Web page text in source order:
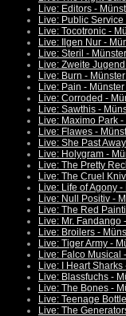
Live: Editors -
Live: Public
Live: Tocotronic -
Live: Ilgen Nur -
Live: Steril -
Live: Zweite
Live: Burn -
Live: Pain -
Live: Corroded -
Live: Sawthis -
Live: Maximo Park
Live: Flawes -
Live: She Past
Live: Holygram -
Live: The Pretty
Live: The Cruel
Live: Life of Agony
Live: Null Positiv -
Live: The Red
Live: Mr. Fandango
Live: Broilers -
Live: Tiger Army -
Live: Falco Musical
Live: I Heart
Live: Blassfuchs -
Live: The Bones -
Live: Teenage
Live: The